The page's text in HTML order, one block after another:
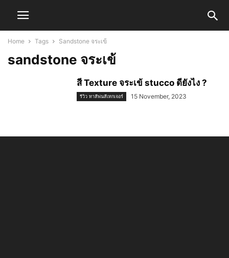
Home Tags Sandstone จระเข้
sandstone จระเข้
สี Texture จระเข้ stucco ดียังไง ?
รีวิว ทาสีพ่นสีเทกเจอร์ 15 November, 2023